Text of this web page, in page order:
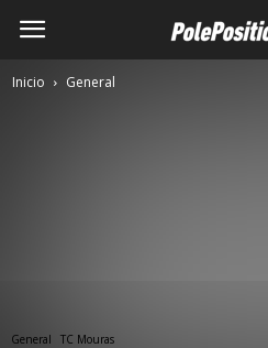
Inicio General
General TC Mouras